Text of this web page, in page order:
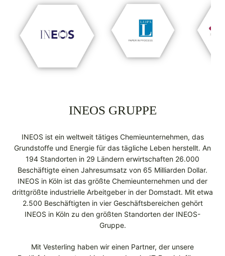
INEOS GRUPPE
INEOS ist ein weltweit tätiges Chemieunternehmen, das
Grundstoffe und Energie für das tägliche Leben herstellt. An
194 Standorten in 29 Ländern erwirtschaften 26.000
Beschäftigte einen Jahresumsatz von 65 Milliarden Dollar.
INEOS in Köln ist das größte Chemieunternehmen und der
drittgrößte industrielle Arbeitgeber in der Domstadt. Mit etwa
2.500 Beschäftigten in vier Geschäftsbereichen gehört
INEOS in Köln zu den größten Standorten der INEOS-
Gruppe.
Mit Vesterling haben wir einen Partner, der unsere